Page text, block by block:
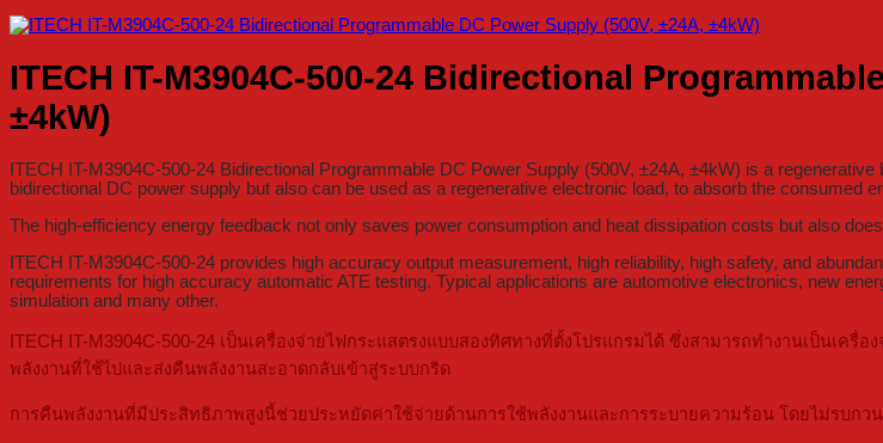
ITECH IT-M3904C-500-24 Bidirectional
±4kW)
ITECH IT-M3904C-500-24 Bidirectional Programmable DC Power Supply (500V, ±24A, ±4kW) is a
bidirectional DC power supply but also can be used as a regenerative electronic load, to absorb the consumed
The high-efficiency energy feedback not only saves power consumption and heat dissipation costs but also
ITECH IT-M3904C-500-24 provides high accuracy output measurement, high reliability, high safety, and
requirements for high accuracy automatic ATE testing. Typical applications are automotive electronics, new
simulation and many other.
ITECH IT-M3904C-500-24 เป็นเครื่องจ่ายไฟกระแสตรงแบบสองทิศทางที่ตั้งโปรแกรมได้ ซึ่งสามารถทำงานเป็นเค
พลังงานที่ใช้ไปและส่งคืนพลังงานสะอาดกลับเข้าสู่ระบบกริด
การคืนพลังงานที่มีประสิทธิภาพสูงนี้ช่วยประหยัดค่าใช้จ่ายด้านการใช้พลังงานและการระบายความร้อน โดยไม่รบกว